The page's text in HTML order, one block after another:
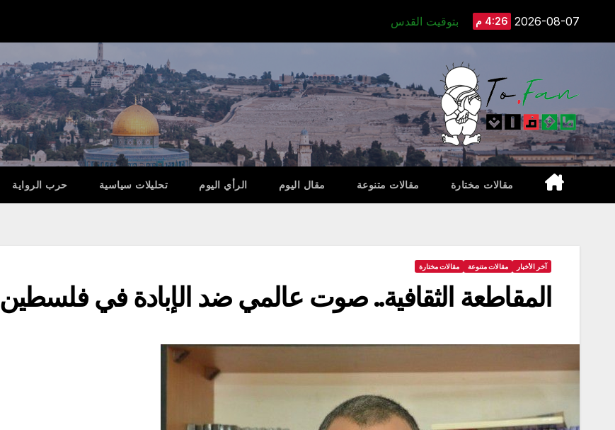
2026-08-07 4:26 م بتوقيت القدس
مقالات مختارة مقالات متنوعة مقال اليوم الرأي اليوم تحليلات سياسية حرب الرواية
آخر الأخبار مقالات متنوعة مقالات مختارة
المقاطعة الثقافية.. صوت عالمي ضد الإبادة في فلسطين